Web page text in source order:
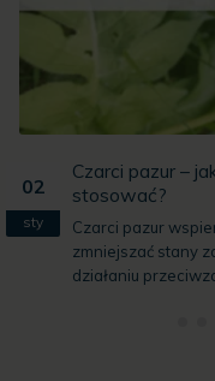
02
sty
Czarci pazur –
stosować?
Czarci pazur
zmniejszać stany
działaniu